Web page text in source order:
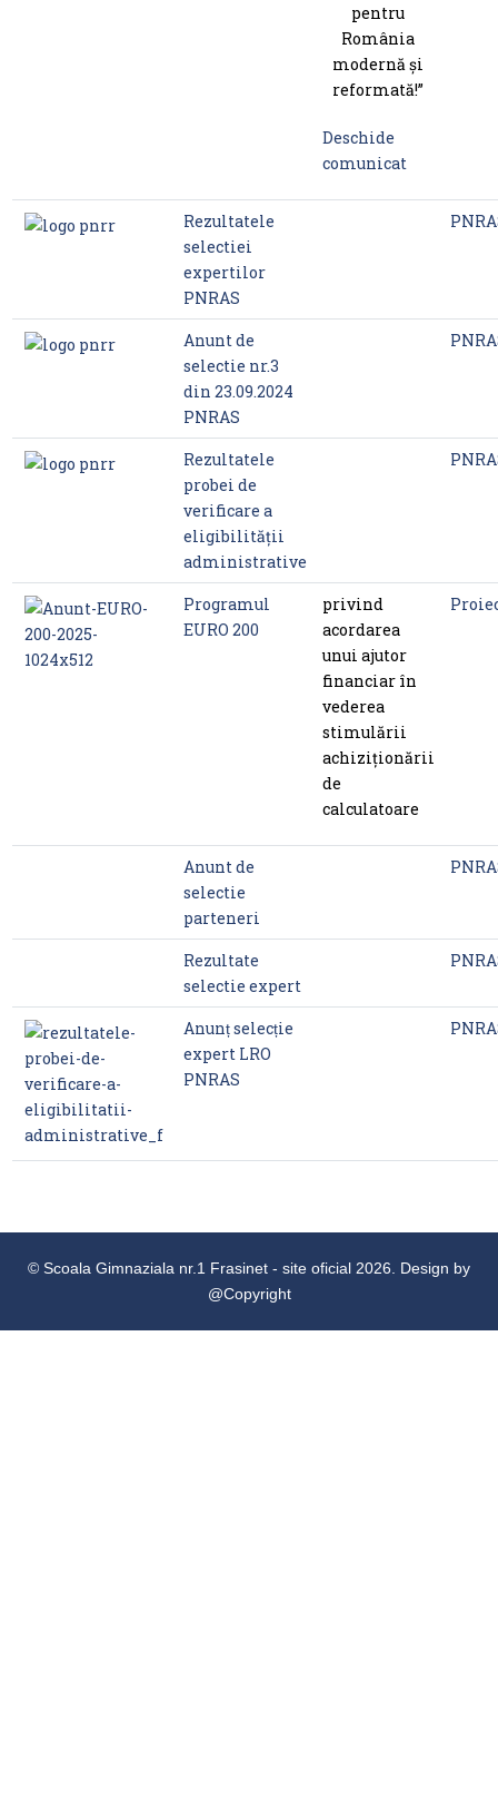
pentru
România
modernă și
reformată!”
Deschide
comunicat
Rezultatele
selectiei
expertilor
PNRAS
Anunt de
selectie nr.3
din 23.09.2024
PNRAS
Rezultatele
probei de
verificare a
eligibilității
administrative
Programul
EURO 200
privind
acordarea
unui ajutor
financiar în
vederea
stimulării
achiziţionării
de
calculatoare
Anunt de
selectie
parteneri
Rezultate
selectie expert
Anunț selecție
expert LRO
PNRAS
© Scoala Gimnaziala nr.1 Frasinet - site oficial 2026. Design by
@Copyright